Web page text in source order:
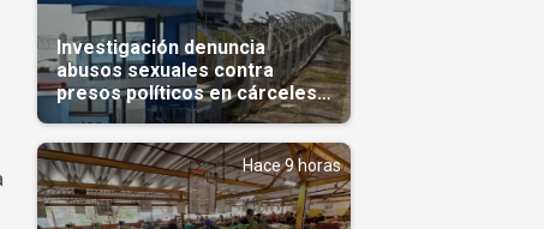
Investigación denuncia
abusos sexuales contra
presos políticos en cárceles
cubanas
Hace 9 horas